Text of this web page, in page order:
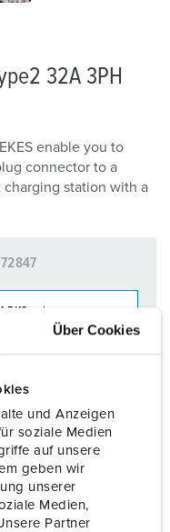
Über Cookies
und Anzeigen
soziale Medien
auf unsere
geben wir
unserer
Medien,
Partner
32A 3PH
enable you to
connector to a
charging station with a
lists in the